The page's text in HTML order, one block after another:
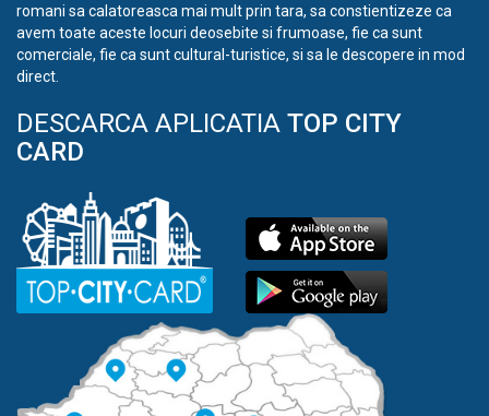
romani sa calatoreasca mai mult prin tara, sa constientizeze ca
avem toate aceste locuri deosebite si frumoase, fie ca sunt
comerciale, fie ca sunt cultural-turistice, si sa le descopere in mod
direct.
DESCARCA APLICATIA TOP CITY
CARD